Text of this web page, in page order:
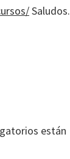
Saludos.
están